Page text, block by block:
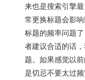
来也是搜索引擎
常更换标题会影
标题的频率问题
者建议合适的话
题。如果感觉以
是切忌不要太过